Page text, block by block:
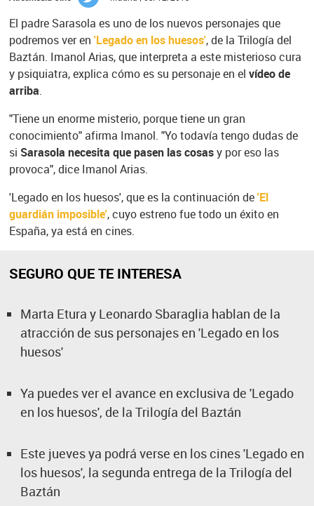
El padre Sarasola es uno de los nuevos personajes que
podremos ver en 'Legado en los huesos', de la Trilogía del
Baztán. Imanol Arias, que interpreta a este misterioso cura
y psiquiatra, explica cómo es su personaje en el vídeo de
arriba.
"Tiene un enorme misterio, porque tiene un gran
conocimiento" afirma Imanol. "Yo todavía tengo dudas de
si Sarasola necesita que pasen las cosasy por eso las
provoca", dice Imanol Arias.
'Legado en los huesos', que es la continuación de'El
guardián imposible', cuyo estreno fue todo un éxito en
España, ya está en cines.
SEGURO QUE TE INTERESA
Marta Etura y Leonardo Sbaraglia hablan de la
atracción de sus personajes en 'Legado en los
huesos'
Ya puedes ver el avance en exclusiva de 'Legado
en los huesos', de la Trilogía del Baztán
Este jueves ya podrá verse en los cines 'Legado en
los huesos', la segunda entrega de la Trilogía del
Baztán